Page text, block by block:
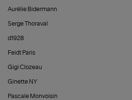
Aurélie Bidermann
Serge Thoraval
d1928
Feidt Paris
Gigi Clozeau
Ginette NY
Pascale Monvoisin